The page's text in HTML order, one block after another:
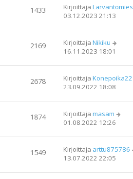
1433 Kirjoittaja Larvantomies
03.12.2023 21:13
2169 Kirjoittaja Nikiku
16.11.2023 18:01
2678 Kirjoittaja Konepoika22
23.09.2022 18:08
1874 Kirjoittaja masam
01.08.2022 12:26
1549 Kirjoittaja arttu875786
13.07.2022 22:05